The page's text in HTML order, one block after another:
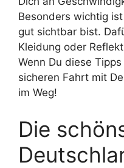
Besonders wichtig
gut sichtbar bist.
Kleidung oder
Wenn Du diese
sicheren Fahrt mit
im Weg!
Die